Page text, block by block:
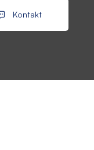
Kontakt